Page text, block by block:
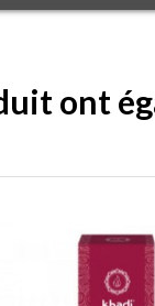
ont